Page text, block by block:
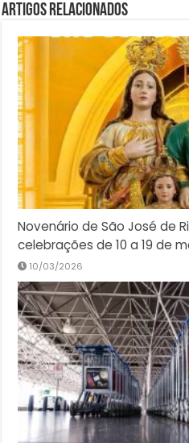
Artigos Relacionados
Novenário de São José de
celebrações de 10 a 19 de
10/03/2026